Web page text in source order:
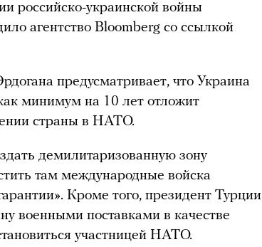
российско-украинской войны
агентство Bloomberg со ссылкой
предусматривает, что Украина
минимум на 10 лет отложит
страны в НАТО.
демилитаризованную зону
там международные войска
Кроме того, президент Турции
военными поставками в качестве
участницей НАТО.